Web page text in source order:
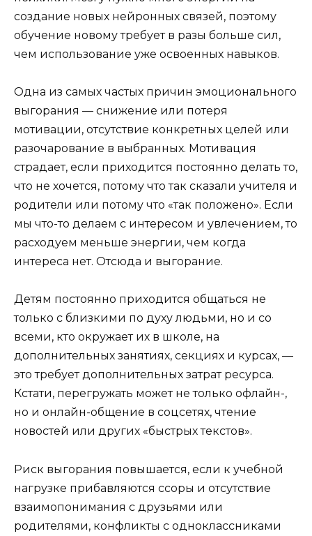
создание новых нейронных связей, поэтому
обучение новому требует в разы больше сил,
чем использование уже освоенных навыков.
Одна из самых частых причин эмоционального
выгорания — снижение или потеря
мотивации, отсутствие конкретных целей или
разочарование в выбранных. Мотивация
страдает, если приходится постоянно делать то,
что не хочется, потому что так сказали учителя и
родители или потому что «так положено». Если
мы что-то делаем с интересом и увлечением, то
расходуем меньше энергии, чем когда
интереса нет. Отсюда и выгорание.
Детям постоянно приходится общаться не
только с близкими по духу людьми, но и со
всеми, кто окружает их в школе, на
дополнительных занятиях, секциях и курсах, —
это требует дополнительных затрат ресурса.
Кстати, перегружать может не только офлайн-,
но и онлайн-общение в соцсетях, чтение
новостей или других «быстрых текстов».
Риск выгорания повышается, если к учебной
нагрузке прибавляются ссоры и отсутствие
взаимопонимания с друзьями или
родителями, конфликты с одноклассниками